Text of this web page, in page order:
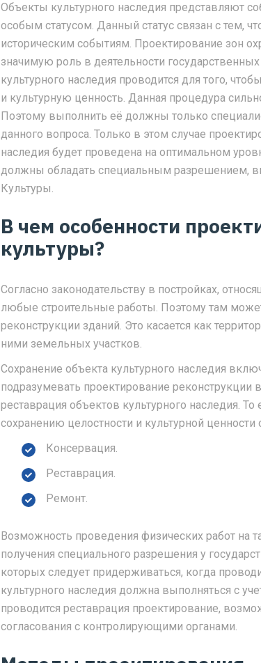
Объекты культурного наследия представляют
особым статусом. Данный статус связан с тем,
историческим событиям. Проектирование зон
значимую роль в деятельности
культурного наследия проводится для того,
и культурную ценность. Данная процедура
Поэтому выполнить её должны только
данного вопроса. Только в этом случае
наследия будет проведена на оптимальном
должны обладать специальным разрешением,
Культуры.
В чем особенности
культуры?
Согласно законодательству в постройках,
любые строительные работы. Поэтому там
реконструкции зданий. Это касается как
ними земельных участков.
Сохранение объекта культурного наследия
подразумевать проектирование реконструкции
реставрация объектов культурного наследия.
сохранению целостности и культурной ценности
Консервация.
Реставрация.
Ремонт.
Возможность проведения физических работ на
получения специального разрешения у
которых следует придерживаться, когда
культурного наследия должна выполняться с
проводится реставрация проектирование,
согласования с контролирующими органами.